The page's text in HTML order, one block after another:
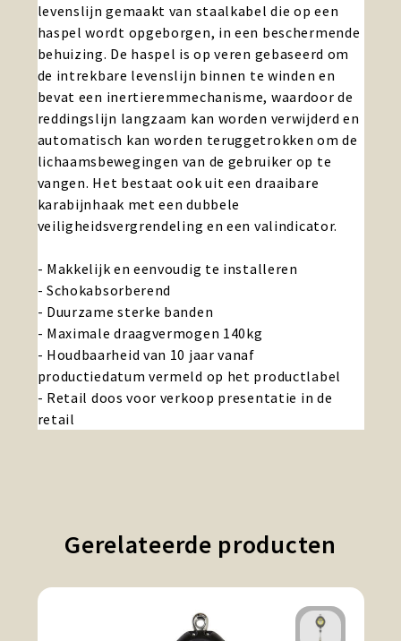
levenslijn gemaakt van staalkabel die op een
haspel wordt opgeborgen, in een beschermende
behuizing. De haspel is op veren gebaseerd om
de intrekbare levenslijn binnen te winden en
bevat een inertieremmechanisme, waardoor de
reddingslijn langzaam kan worden verwijderd en
automatisch kan worden teruggetrokken om de
lichaamsbewegingen van de gebruiker op te
vangen. Het bestaat ook uit een draaibare
karabijnhaak met een dubbele
veiligheidsvergrendeling en een valindicator.
- Makkelijk en eenvoudig te installeren
- Schokabsorberend
- Duurzame sterke banden
- Maximale draagvermogen 140kg
- Houdbaarheid van 10 jaar vanaf
productiedatum vermeld op het productlabel
- Retail doos voor verkoop presentatie in de
retail
Gerelateerde producten